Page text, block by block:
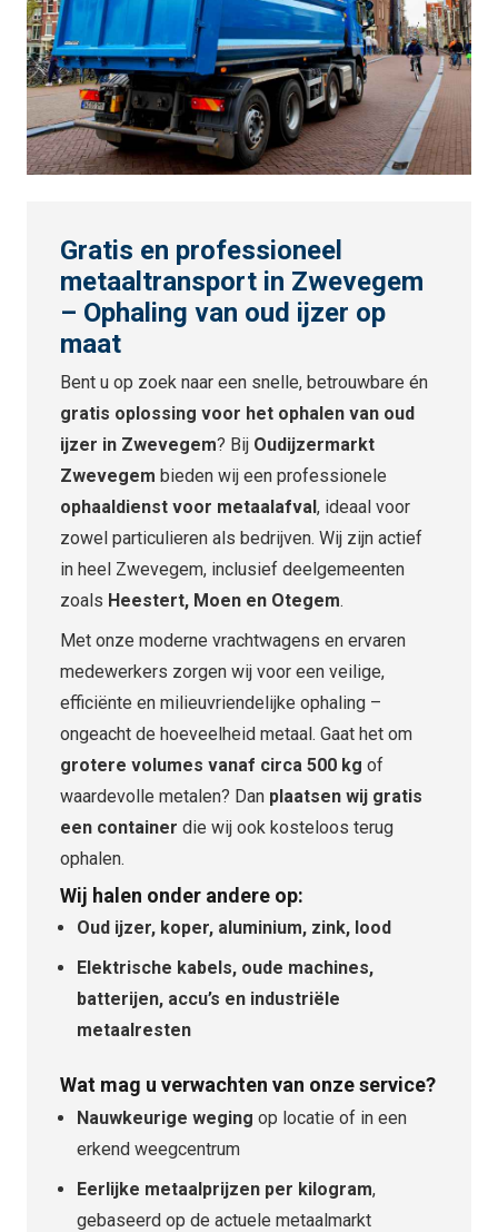
Gratis en professioneel
metaaltransport in Zwevegem
– Ophaling van oud ijzer op
maat
Bent u op zoek naar een snelle, betrouwbare én
gratis oplossing voor het ophalen van oud
ijzer in Zwevegem? Bij Oudijzermarkt
Zwevegem bieden wij een professionele
ophaaldienst voor metaalafval, ideaal voor
zowel particulieren als bedrijven. Wij zijn actief
in heel Zwevegem, inclusief deelgemeenten
zoals Heestert, Moen en Otegem.
Met onze moderne vrachtwagens en ervaren
medewerkers zorgen wij voor een veilige,
efficiënte en milieuvriendelijke ophaling –
ongeacht de hoeveelheid metaal. Gaat het om
grotere volumes vanaf circa 500 kg of
waardevolle metalen? Dan plaatsen wij gratis
een container die wij ook kosteloos terug
ophalen.
Wij halen onder andere op:
Oud ijzer, koper, aluminium, zink, lood
Elektrische kabels, oude machines,
batterijen, accu’s en industriële
metaalresten
Wat mag u verwachten van onze service?
Nauwkeurige weging op locatie of in een
erkend weegcentrum
Eerlijke metaalprijzen per kilogram,
gebaseerd op de actuele metaalmarkt